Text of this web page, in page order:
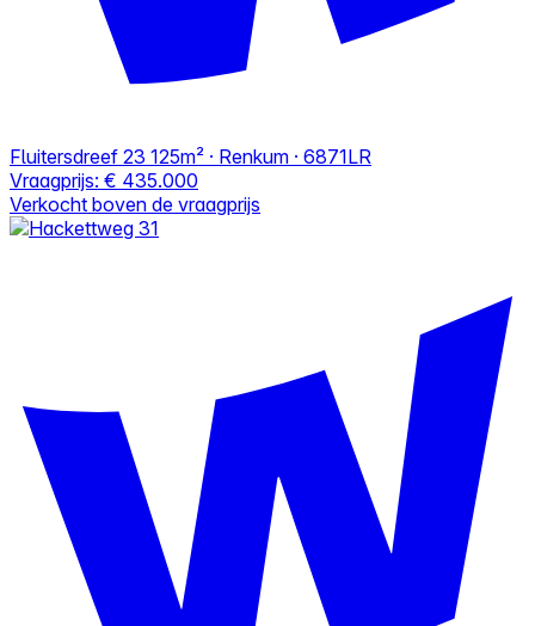
Fluitersdreef 23 125m² · Renkum · 6871LR
Vraagprijs: € 435.000
Verkocht boven de vraagprijs